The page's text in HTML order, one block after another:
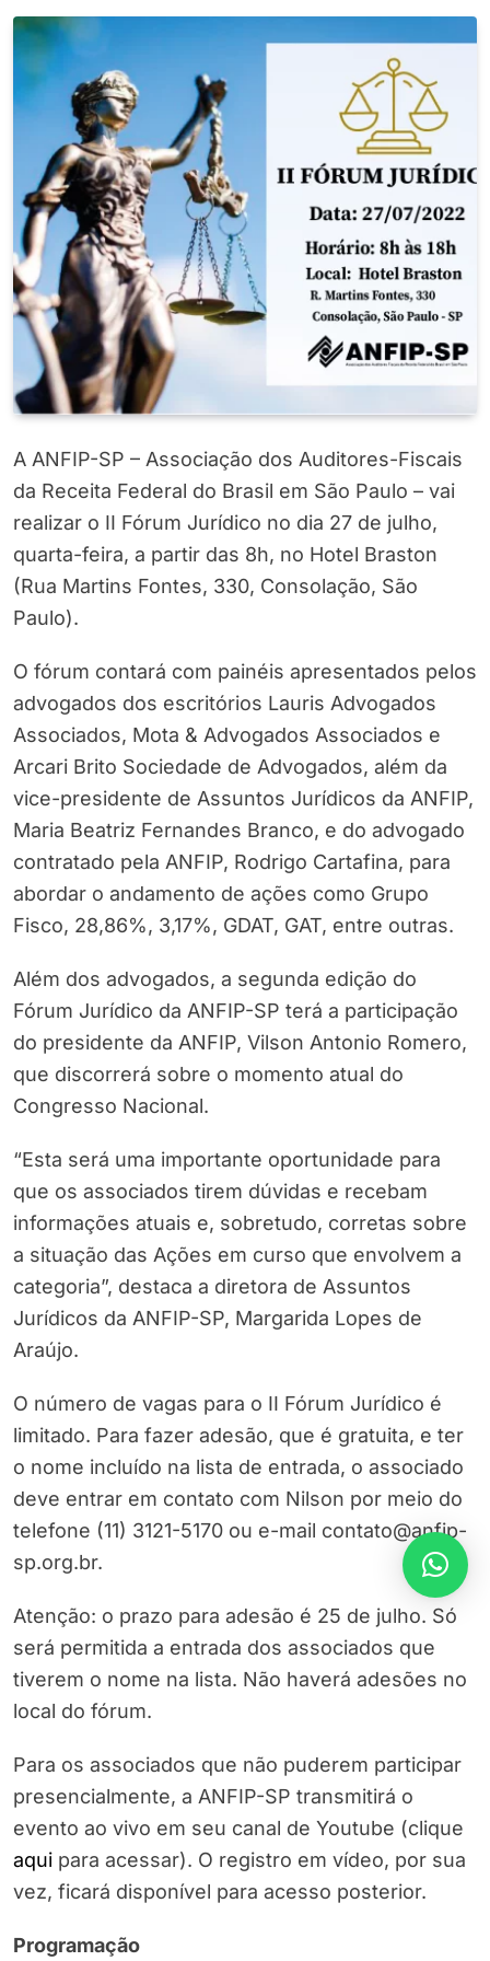
A ANFIP-SP – Associação dos Auditores-Fiscais
da Receita Federal do Brasil em São Paulo – vai
realizar o II Fórum Jurídico no dia 27 de julho,
quarta-feira, a partir das 8h, no Hotel Braston
(Rua Martins Fontes, 330, Consolação, São
Paulo).
O fórum contará com painéis apresentados pelos
advogados dos escritórios Lauris Advogados
Associados, Mota & Advogados Associados e
Arcari Brito Sociedade de Advogados, além da
vice-presidente de Assuntos Jurídicos da ANFIP,
Maria Beatriz Fernandes Branco, e do advogado
contratado pela ANFIP, Rodrigo Cartafina, para
abordar o andamento de ações como Grupo
Fisco, 28,86%, 3,17%, GDAT, GAT, entre outras.
Além dos advogados, a segunda edição do
Fórum Jurídico da ANFIP-SP terá a participação
do presidente da ANFIP, Vilson Antonio Romero,
que discorrerá sobre o momento atual do
Congresso Nacional.
“Esta será uma importante oportunidade para
que os associados tirem dúvidas e recebam
informações atuais e, sobretudo, corretas sobre
a situação das Ações em curso que envolvem a
categoria”, destaca a diretora de Assuntos
Jurídicos da ANFIP-SP, Margarida Lopes de
Araújo.
O número de vagas para o II Fórum Jurídico é
limitado. Para fazer adesão, que é gratuita, e ter
o nome incluído na lista de entrada, o associado
deve entrar em contato com Nilson por meio do
telefone (11) 3121-5170 ou e-mail contato@anfip-
sp.org.br.
Atenção: o prazo para adesão é 25 de julho. Só
será permitida a entrada dos associados que
tiverem o nome na lista. Não haverá adesões no
local do fórum.
Para os associados que não puderem participar
presencialmente, a ANFIP-SP transmitirá o
evento ao vivo em seu canal de Youtube (clique
aqui para acessar). O registro em vídeo, por sua
vez, ficará disponível para acesso posterior.
Programação